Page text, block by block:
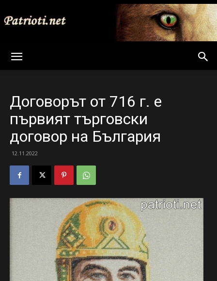
Net
Договорът от 716 г. е
първият търговски
договор на България
12.11.2022